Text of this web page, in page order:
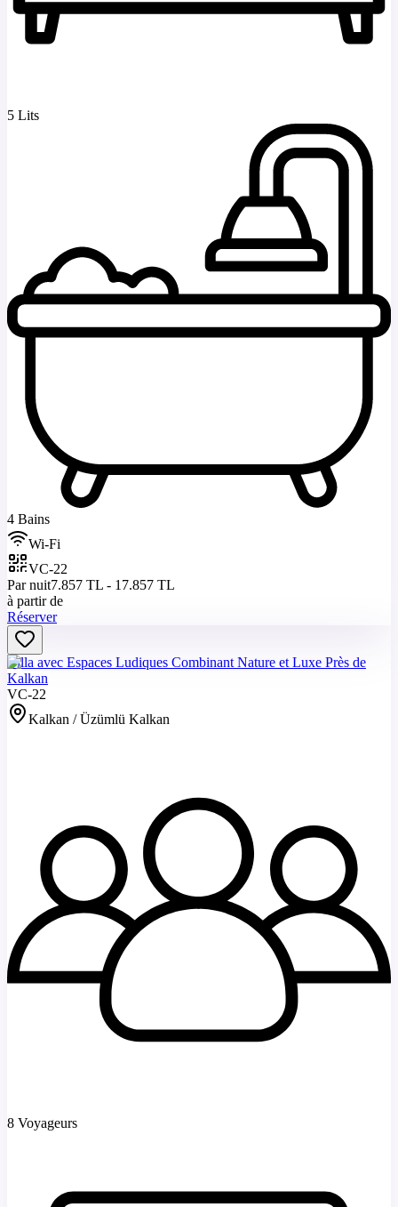
5 Lits
4 Bains
Wi-Fi
VC-22
Par nuit7.857 TL - 17.857 TL
à partir de
Réserver
Villa avec Espaces Ludiques Combinant Nature et Luxe Près de
Kalkan
VC-22
Kalkan / Üzümlü Kalkan
8 Voyageurs